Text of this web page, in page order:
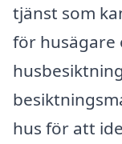
tjänst som
för husägare
hus för att